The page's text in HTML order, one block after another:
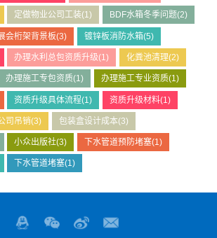
定做物业公司工装(1) BDF水箱冬季问题(2)
会桁架背景板(3) 镀锌板消防水箱(5)
办理水利总包资质升级(1) 化粪池清理(2)
办理施工专包资质(1) 办理施工专业资质(1)
资质升级具体流程(1) 资质升级材料(1)
司吊销(3) 包装盒设计成本(3)
小众出版社(3) 下水管道预防堵塞(1)
下水管道堵塞(1)